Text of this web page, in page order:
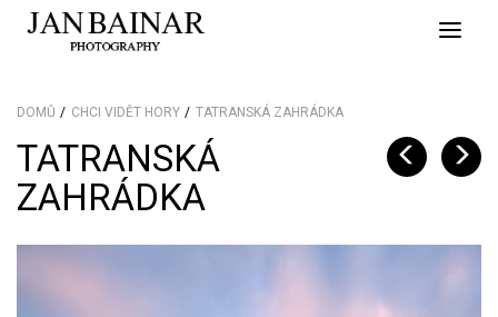
Toggle
DOMŮ CHCI VIDĚT HORY TATRANSKÁ ZAHRÁDKA
TATRANSKÁ
ZAHRÁDKA